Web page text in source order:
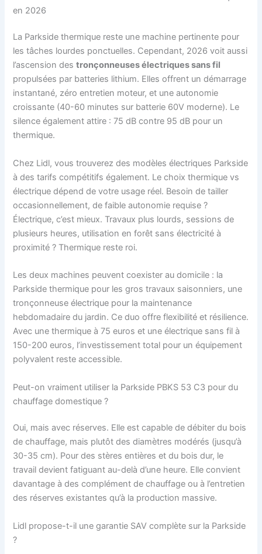
en 2026
La Parkside thermique reste une machine pertinente pour
les tâches lourdes ponctuelles. Cependant, 2026 voit aussi
l’ascension destronçonneuses électriques sans fil
propulsées par batteries lithium. Elles offrent un démarrage
instantané, zéro entretien moteur, et une autonomie
croissante (40-60 minutes sur batterie 60V moderne). Le
silence également attire : 75 dB contre 95 dB pour un
thermique.
Chez Lidl, vous trouverez des modèles électriques Parkside
à des tarifs compétitifs également. Le choix thermique vs
électrique dépend de votre usage réel. Besoin de tailler
occasionnellement, de faible autonomie requise ?
Électrique, c’est mieux. Travaux plus lourds, sessions de
plusieurs heures, utilisation en forêt sans électricité à
proximité ? Thermique reste roi.
Les deux machines peuvent coexister au domicile : la
Parkside thermique pour les gros travaux saisonniers, une
tronçonneuse électrique pour la maintenance
hebdomadaire du jardin. Ce duo offre flexibilité et résilience.
Avec une thermique à 75 euros et une électrique sans fil à
150-200 euros, l’investissement total pour un équipement
polyvalent reste accessible.
Peut-on vraiment utiliser la Parkside PBKS 53 C3 pour du
chauffage domestique ?
Oui, mais avec réserves. Elle est capable de débiter du bois
de chauffage, mais plutôt des diamètres modérés (jusqu’à
30-35 cm). Pour des stères entières et du bois dur, le
travail devient fatiguant au-delà d’une heure. Elle convient
davantage à des complément de chauffage ou à l’entretien
des réserves existantes qu’à la production massive.
Lidl propose-t-il une garantie SAV complète sur la Parkside
?